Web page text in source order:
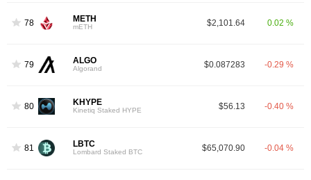
78 METH
mETH $2,101.64 0.02 %
79 ALGO
Algorand $0.087283 -0.29 %
80 KHYPE
Kinetiq Staked HYPE $56.13 -0.40 %
81 LBTC
Lombard Staked BTC $65,070.90 -0.04 %